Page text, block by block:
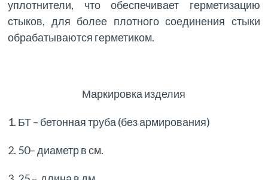
уплотнители, что обеспечивает герметизацию
стыков, для более плотного соединения стыки
обрабатываются герметиком.
Маркировка изделия
1. БТ – бетонная труба (без армирования)
2. 50– диаметр в см.